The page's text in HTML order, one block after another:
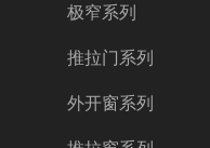
极窄系列
推拉门系列
外开窗系列